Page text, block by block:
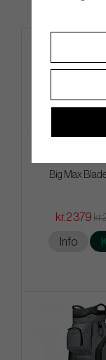
Big Max
kr.2 379
Info